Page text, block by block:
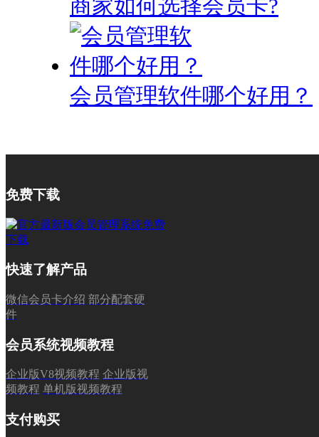
商家如何选择会员卡?
会员管理软件哪个好用？
免费下载
快速了解产品
微信会员卡介绍 部分配套硬
件
会员系统视频教程
企业版V8视频教程 企业版视
频教程 单机版视频教程
支付购买